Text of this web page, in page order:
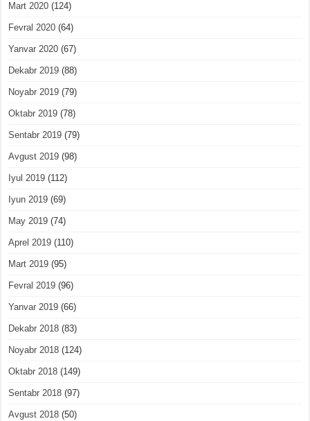
Mart 2020 (124)
Fevral 2020 (64)
Yanvar 2020 (67)
Dekabr 2019 (88)
Noyabr 2019 (79)
Oktabr 2019 (78)
Sentabr 2019 (79)
Avgust 2019 (98)
Iyul 2019 (112)
Iyun 2019 (69)
May 2019 (74)
Aprel 2019 (110)
Mart 2019 (95)
Fevral 2019 (96)
Yanvar 2019 (66)
Dekabr 2018 (83)
Noyabr 2018 (124)
Oktabr 2018 (149)
Sentabr 2018 (97)
Avgust 2018 (50)